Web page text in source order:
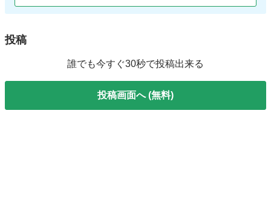
投稿
誰でも今すぐ30秒で投稿出来る
投稿画面へ (無料)